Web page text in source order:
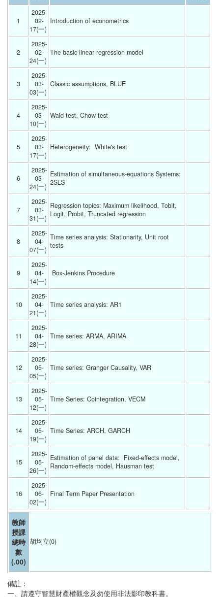
1
2025-
02-
17(一)
Introduction of econometrics
2
2025-
02-
24(一)
The basic linear regression model
3
2025-
03-
03(一)
Classic assumptions, BLUE
4
2025-
03-
10(一)
Wald test, Chow test
5
2025-
03-
17(一)
Heterogeneity:  White's test
6
2025-
03-
24(一)
Estimation of simultaneous-equations Systems:
2SLS
7
2025-
03-
31(一)
Regression topics: Maximum likelihood, Tobit,
Logit, Probit, Truncated regression
8
2025-
04-
07(一)
Time series analysis: Stationarity, Unit root
tests
9
2025-
04-
14(一)
Box-Jenkins Procedure
10
2025-
04-
21(一)
Time series analysis: AR1
11
2025-
04-
28(一)
Time series: ARMA, ARIMA
12
2025-
05-
05(一)
Time series: Granger Causality, VAR
13
2025-
05-
12(一)
Time Series: Cointegration, VECM
14
2025-
05-
19(一)
Time Series: ARCH, GARCH
15
2025-
05-
26(一)
Estimation of panel data:  Fixed-effects model,
Random-effects model, Hausman test
16
2025-
06-
02(一)
Final Term Paper Presentation
教師
授課
總時
數
(.00)
胡均立(0)
備註：
一、請遵守智慧財產權觀念及勿使用非法影印教科書。